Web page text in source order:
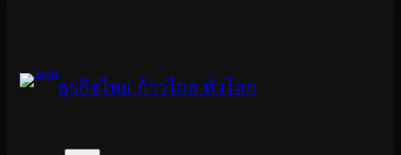
ธุรกิจไทย ก้าวไกล ทั่วโลก